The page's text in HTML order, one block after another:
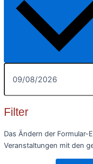
Filter
Das Ändern der Formular-
Veranstaltungen mit den